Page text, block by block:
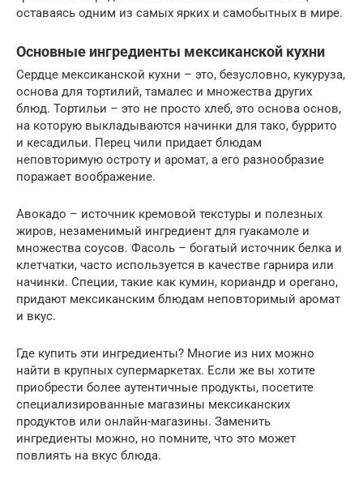
оставаясь одним из самых ярких и самобытных в мире.
Основные ингредиенты мексиканской кухни
Сердце мексиканской кухни – это, безусловно, кукуруза,
основа для тортилий, тамалес и множества других
блюд. Тортильи – это не просто хлеб, это основа основ,
на которую выкладываются начинки для тако, буррито
и кесадильи. Перец чили придает блюдам
неповторимую остроту и аромат, а его разнообразие
поражает воображение.
Авокадо – источник кремовой текстуры и полезных
жиров, незаменимый ингредиент для гуакамоле и
множества соусов. Фасоль – богатый источник белка и
клетчатки, часто используется в качестве гарнира или
начинки. Специи, такие как кумин, кориандр и орегано,
придают мексиканским блюдам неповторимый аромат
и вкус.
Где купить эти ингредиенты? Многие из них можно
найти в крупных супермаркетах. Если же вы хотите
приобрести более аутентичные продукты, посетите
специализированные магазины мексиканских
продуктов или онлайн-магазины. Заменить
ингредиенты можно, но помните, что это может
повлиять на вкус блюда.